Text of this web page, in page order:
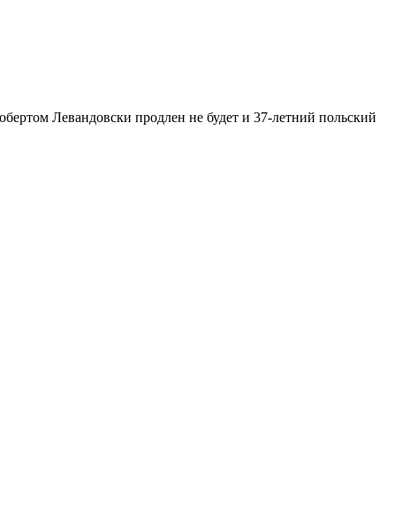
Левандовски продлен не будет и 37-летний польский